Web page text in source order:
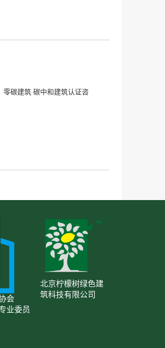
零碳建筑 碳中和建筑认证咨
会
业委员
北京柠檬树绿色建
筑科技有限公司